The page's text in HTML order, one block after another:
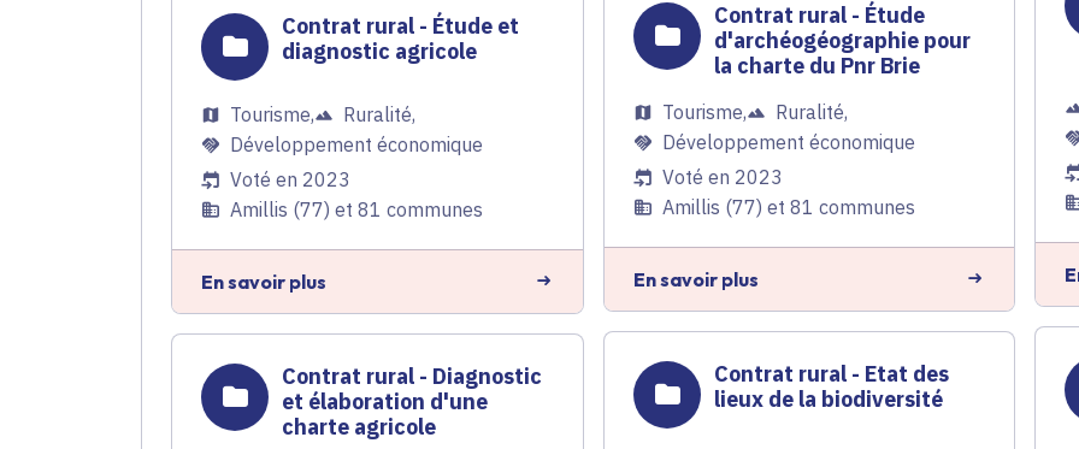
Contrat rural - Étude et
diagnostic agricole
Tourisme, Ruralité,
Développement économique
Voté en 2023
Amillis (77) et 81 communes
En savoir plus
Contrat rural - Étude
d'archéogéographie pour
la charte du Pnr Brie
Tourisme, Ruralité,
Développement économique
Voté en 2023
Amillis (77) et 81 communes
En savoir plus
Contrat rural - Diagnostic
et élaboration d'une
charte agricole
Contrat rural - Etat des
lieux de la biodiversité